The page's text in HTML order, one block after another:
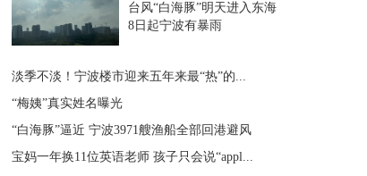
台风“白海豚”明天进入东海
8日起宁波有暴雨
淡季不淡！宁波楼市迎来五年来最“热”的...
“梅姨”真实姓名曝光
“白海豚”逼近 宁波3971艘渔船全部回港避风
宝妈一年换11位英语老师 孩子只会说“appl...